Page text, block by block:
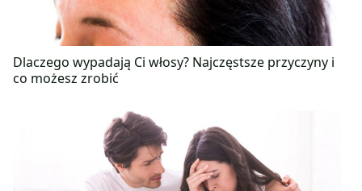
Dlaczego wypadają Ci włosy? Najczęstsze przyczyny i
co możesz zrobić